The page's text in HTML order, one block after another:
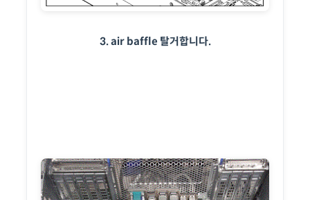
3. air baffle 탈거합니다.